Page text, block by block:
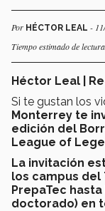
Por HÉCTOR LEAL -
Tiempo estimado de
Héctor Leal |
Si te gustan los
Monterrey te
edición del
League of
La invitación
los campus del
PrepaTec
doctorado) en